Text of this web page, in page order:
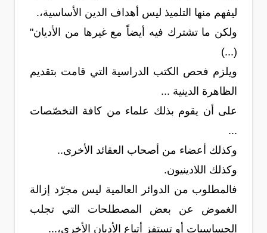
ليفهم منها التلميذ ليس أهداف الدين الأساسية،.
ولكن ما تشترك فيه أيضاً مع غيرها من الأديان"
(...)
ويلزم فحص الكتب الدراسية التي قامت بتقديم
الظاهرة الدينية ...
على أن يقوم بذلك علماء من كافة التخصّصات
...
وكذلك أعضاء من أصحاب العقائد الأخرى..
وكذلك اللادينيون.
فالمطلوب من الدوائر العالمية ليس مجرّد إزالة
الغموض عن بعض المصطلحات التي تجلب
الحساسيات أو تستفز أتباع الأديان الأخرى،...